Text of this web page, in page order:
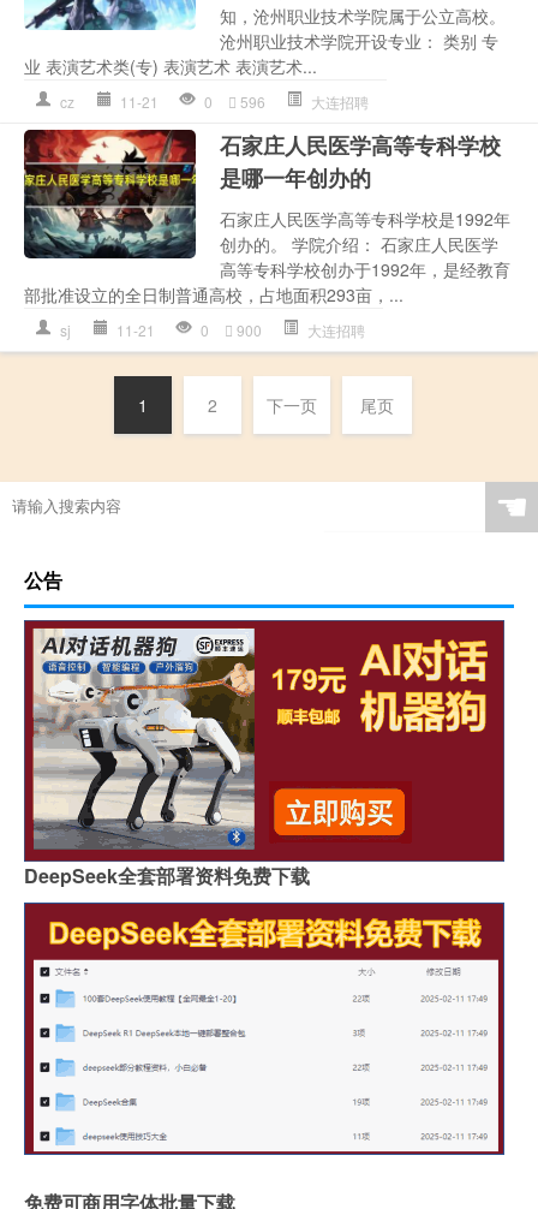
知，沧州职业技术学院属于公立高校。
沧州职业技术学院开设专业： 类别 专
业 表演艺术类(专) 表演艺术 表演艺术...
cz 11-21 0 596 大连招聘
石家庄人民医学高等专科学校
是哪一年创办的
石家庄人民医学高等专科学校是1992年
创办的。 学院介绍： 石家庄人民医学
高等专科学校创办于1992年，是经教育
部批准设立的全日制普通高校，占地面积293亩，...
sj 11-21 0 900 大连招聘
1 2 下一页 尾页
☚
公告
DeepSeek全套部署资料免费下载
免费可商用字体批量下载